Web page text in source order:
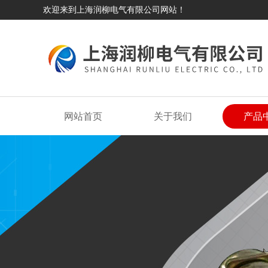
欢迎来到上海润柳电气有限公司网站！
网站首页 关于我们 产品